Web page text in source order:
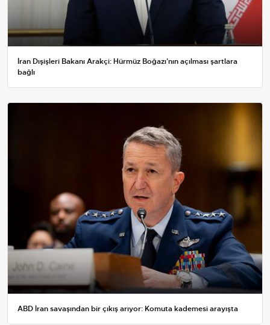
İran Dışişleri Bakanı Arakçi: Hürmüz Boğazı'nın açılması şartlara
bağlı
ABD İran savaşından bir çıkış arıyor: Komuta kademesi arayışta